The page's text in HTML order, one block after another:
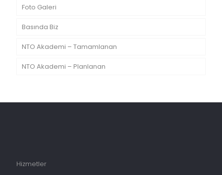
Foto Galeri
Basında Biz
NTO Akademi – Tamamlanan
NTO Akademi – Planlanan
Hizmetler